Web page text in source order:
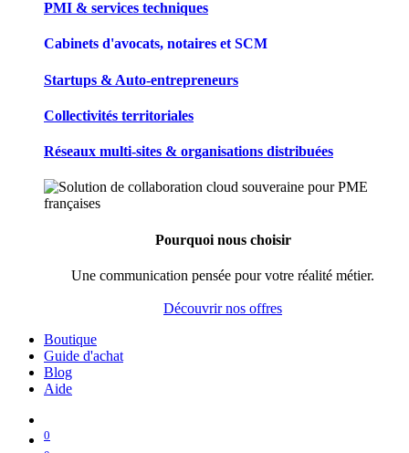
PMI & services techniques
Cabinets d'avocats, notaires et SCM
Startups & Auto-entrepreneurs
Collectivités territoriales
Réseaux multi-sites & organisations distribuées
Pourquoi nous choisir
Une communication pensée pour votre réalité métier.
Découvrir nos offres
Boutique
Guide d'achat
Blog
Aide
0